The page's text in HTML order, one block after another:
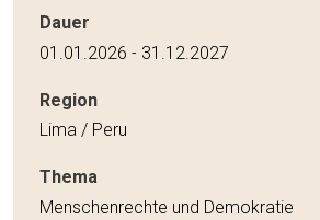
Dauer
01.01.2026 - 31.12.2027
Region
Lima / Peru
Thema
Menschenrechte und Demokratie